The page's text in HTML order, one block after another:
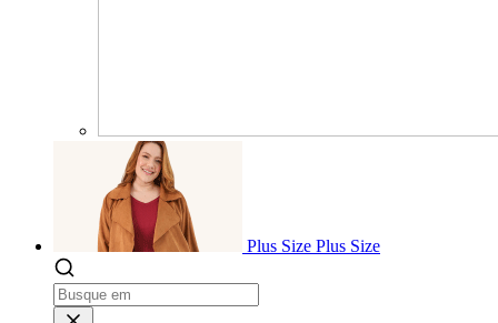
Plus Size Plus Size